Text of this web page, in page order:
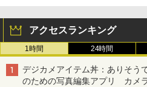
アクセスランキング
1時間 24時間
デジカメアイテム丼：ありそう
のための写真編集アプリ カメ